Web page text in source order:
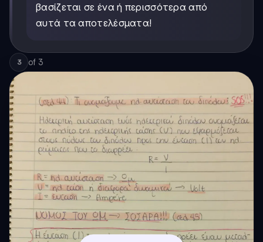
βασίζεται σε ένα ή περισσότερα από
αυτά τα αποτελέσματα!
3 of 3